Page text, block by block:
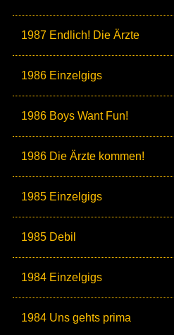
1987 Endlich! Die Ärzte
1986 Einzelgigs
1986 Boys Want Fun!
1986 Die Ärzte kommen!
1985 Einzelgigs
1985 Debil
1984 Einzelgigs
1984 Uns gehts prima